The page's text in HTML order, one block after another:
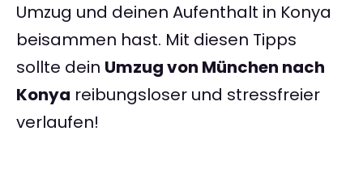
Umzug und deinen Aufenthalt in Konya
beisammen hast. Mit diesen Tipps
sollte dein Umzug von München nach
Konya reibungsloser und stressfreier
verlaufen!